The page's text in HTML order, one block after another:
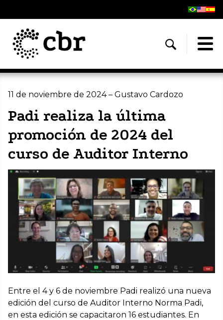
11 de noviembre de 2024 – Gustavo Cardozo
Padi realiza la última
promoción de 2024 del
curso de Auditor Interno
Entre el 4 y 6 de noviembre Padi realizó una nueva
edición del curso de Auditor Interno Norma Padi,
en esta edición se capacitaron 16 estudiantes. En